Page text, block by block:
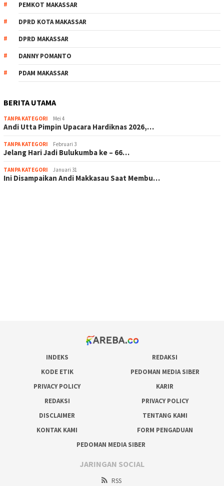
PEMKOT MAKASSAR
DPRD KOTA MAKASSAR
DPRD MAKASSAR
DANNY POMANTO
PDAM MAKASSAR
BERITA UTAMA
TANPA KATEGORI Mei 4
Andi Utta Pimpin Upacara Hardiknas 2026,…
TANPA KATEGORI Februari 3
Jelang Hari Jadi Bulukumba ke – 66…
TANPA KATEGORI Januari 31
Ini Disampaikan Andi Makkasau Saat Membu…
INDEKS
REDAKSI
KODE ETIK
PEDOMAN MEDIA SIBER
PRIVACY POLICY
KARIR
REDAKSI
PRIVACY POLICY
DISCLAIMER
TENTANG KAMI
KONTAK KAMI
FORM PENGADUAN
PEDOMAN MEDIA SIBER
JARINGAN SOCIAL
RSS